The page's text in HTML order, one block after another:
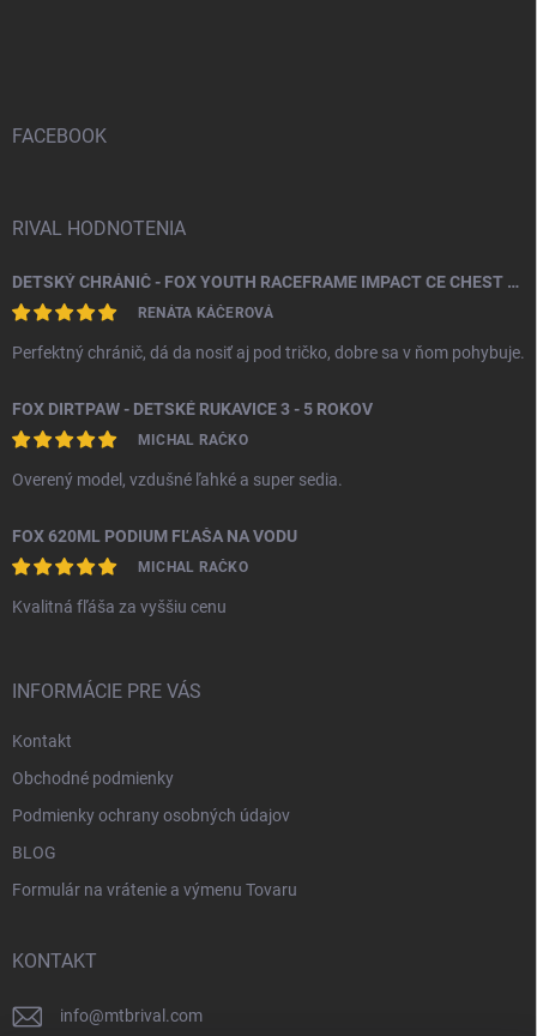
FACEBOOK
RIVAL HODNOTENIA
DETSKÝ CHRÁNIČ - FOX YOUTH RACEFRAME IMPACT CE CHEST GUARD
RENÁTA KÁČEROVÁ
Perfektný chránič, dá da nosiť aj pod tričko, dobre sa v ňom pohybuje.
FOX DIRTPAW - DETSKÉ RUKAVICE 3 - 5 ROKOV
MICHAL RAČKO
Overený model, vzdušné ľahké a super sedia.
FOX 620ML PODIUM FĽAŠA NA VODU
MICHAL RAČKO
Kvalitná fľáša za vyššiu cenu
INFORMÁCIE PRE VÁS
Kontakt
Obchodné podmienky
Podmienky ochrany osobných údajov
BLOG
Formulár na vrátenie a výmenu Tovaru
KONTAKT
info@mtbrival.com